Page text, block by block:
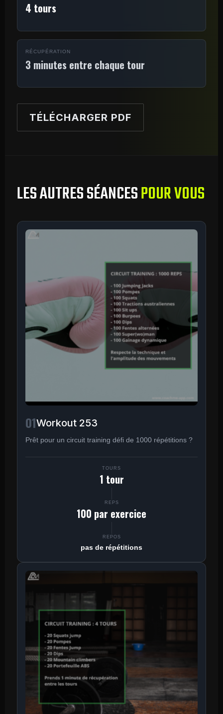
4 tours
RÉCUPÉRATION
3 minutes entre chaque tour
TÉLÉCHARGER PDF
LES AUTRES SÉANCESPOUR VOUS
01Workout 253
Prêt pour un circuit training défi de 1000 répétitions ?
TOURS
1 tour
REPS
100 par exercice
REPOS
pas de répétitions